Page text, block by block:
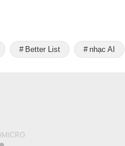
Better List nhạc AI